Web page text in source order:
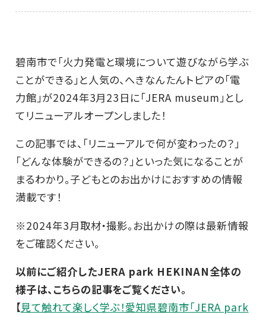
碧南市で「火力発電と環境について遊びながら学ぶ
ことができる」と人気の、へきなんたんトピアの「電
力館」が2024年3月23日に「JERA museum」とし
てリニューアルオープンしました！
この記事では、「リニューアルで何が変わったの？」
「どんな体験ができるの？」といった気になることが
まるわかり。子どもとのお出かけにおすすめの情報
満載です！
※2024年3月取材・撮影。お出かけの際は最新情報
をご確認ください。
以前にご紹介したJERA park HEKINAN全体の
様子は、こちらの記事をご覧ください。
【見て触れて楽しく学ぶ！愛知県碧南市「JERA park